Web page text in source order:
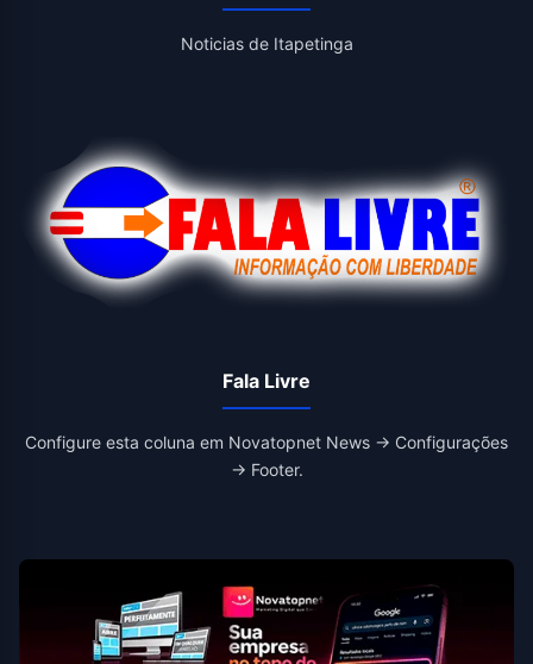
Noticias de Itapetinga
Fala Livre
Configure esta coluna em Novatopnet News → Configurações
→ Footer.